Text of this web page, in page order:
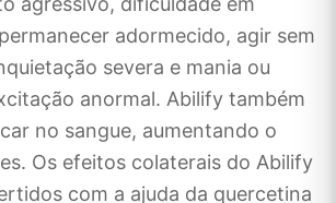
adormecido, agir sem
severa e mania ou
anormal. Abilify também
no sangue, aumentando o
Os efeitos colaterais do Abilify
com a ajuda da quercetina